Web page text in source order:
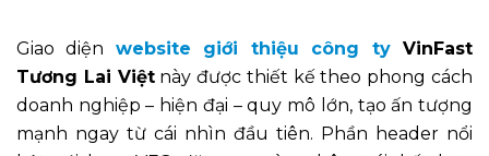
Giao diện website giới thiệu công tyVinFast
Tương Lai Việtnày được thiết kế theo phong cách
doanh nghiệp – hiện đại – quy mô lớn, tạo ấn tượng
mạnh ngay từ cái nhìn đầu tiên. Phần header nổi